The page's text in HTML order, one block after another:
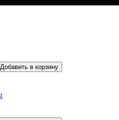
Добавить в корзину